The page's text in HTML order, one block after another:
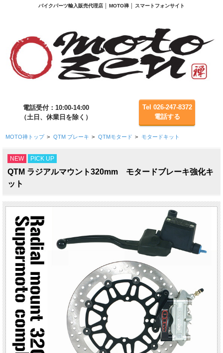
バイクパーツ輸入販売代理店 │ MOTO禅 │ スマートフォンサイト
電話受付：10:00-14:00
（土日、休業日を除く）
Tel 026-247-8372
電話する
MOTO禅トップ > QTM ブレーキ > QTMモタード > モタードキット
NEW PICK UP
QTM ラジアルマウント320mm モタードブレーキ強化キ
ット